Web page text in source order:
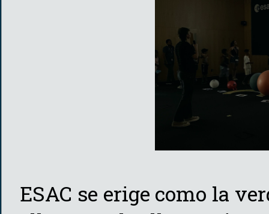
ESAC se erige como la